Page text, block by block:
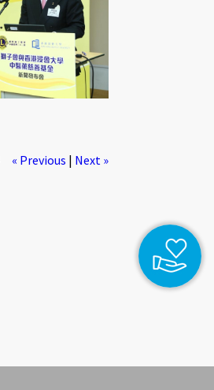
« Previous | Next »